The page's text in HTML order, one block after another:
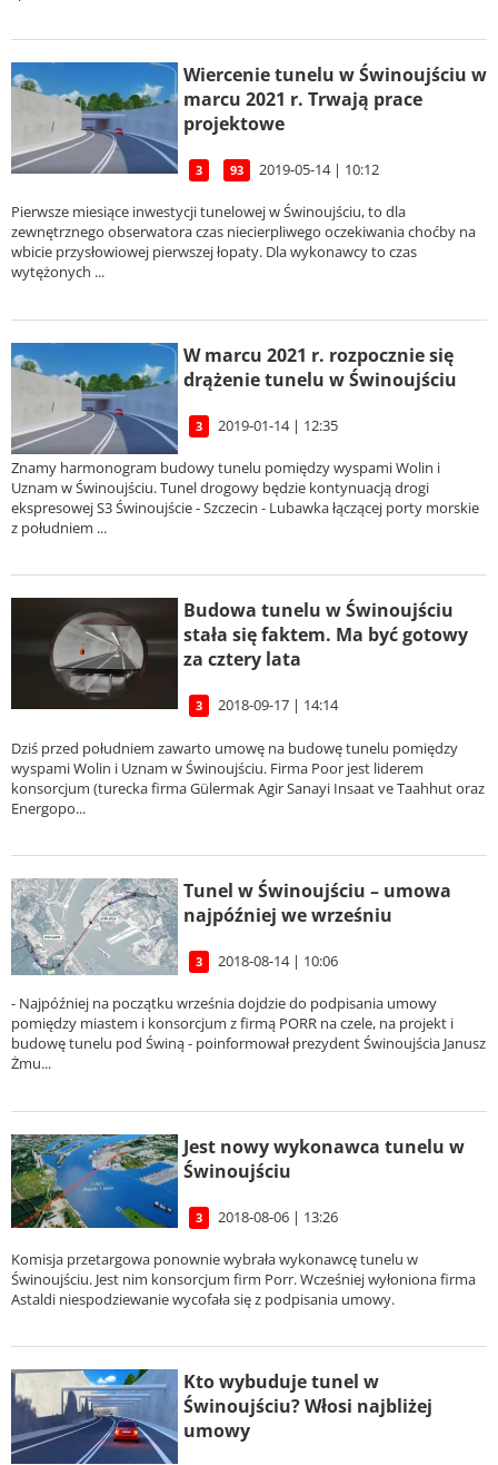
Wiercenie tunelu w Świnoujściu w
marcu 2021 r. Trwają prace
projektowe
3 93 2019-05-14 | 10:12
Pierwsze miesiące inwestycji tunelowej w Świnoujściu, to dla
zewnętrznego obserwatora czas niecierpliwego oczekiwania choćby na
wbicie przysłowiowej pierwszej łopaty. Dla wykonawcy to czas
wytężonych ...
W marcu 2021 r. rozpocznie się
drążenie tunelu w Świnoujściu
3 2019-01-14 | 12:35
Znamy harmonogram budowy tunelu pomiędzy wyspami Wolin i
Uznam w Świnoujściu. Tunel drogowy będzie kontynuacją drogi
ekspresowej S3 Świnoujście - Szczecin - Lubawka łączącej porty morskie
z południem ...
Budowa tunelu w Świnoujściu
stała się faktem. Ma być gotowy
za cztery lata
3 2018-09-17 | 14:14
Dziś przed południem zawarto umowę na budowę tunelu pomiędzy
wyspami Wolin i Uznam w Świnoujściu. Firma Poor jest liderem
konsorcjum (turecka firma Gülermak Agir Sanayi Insaat ve Taahhut oraz
Energopo...
Tunel w Świnoujściu – umowa
najpóźniej we wrześniu
3 2018-08-14 | 10:06
- Najpóźniej na początku września dojdzie do podpisania umowy
pomiędzy miastem i konsorcjum z firmą PORR na czele, na projekt i
budowę tunelu pod Świną - poinformował prezydent Świnoujścia Janusz
Żmu...
Jest nowy wykonawca tunelu w
Świnoujściu
3 2018-08-06 | 13:26
Komisja przetargowa ponownie wybrała wykonawcę tunelu w
Świnoujściu. Jest nim konsorcjum firm Porr. Wcześniej wyłoniona firma
Astaldi niespodziewanie wycofała się z podpisania umowy.
Kto wybuduje tunel w
Świnoujściu? Włosi najbliżej
umowy